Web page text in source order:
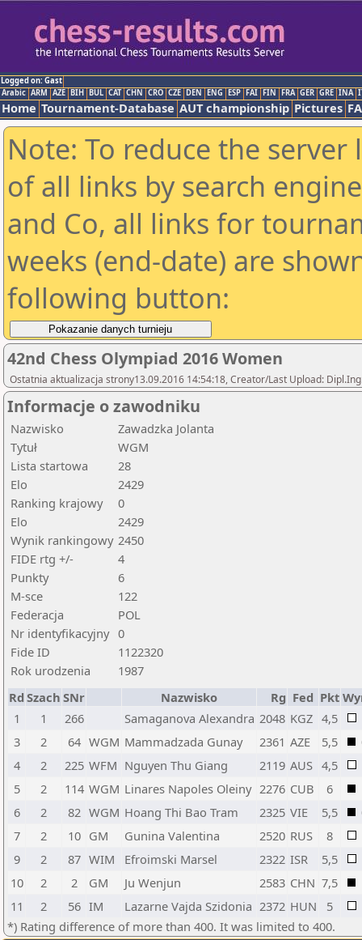
Logged on: Gast
Arabic ARM AZE BIH BUL CAT CHN CRO CZE DEN ENG ESP FAI FIN FRA GER GRE INA
Home Tournament-Database AUT championship Pictures
Note: To reduce the
of all links by search
and Co, all links for
weeks (end-date) are
following button:
42nd Chess Olympiad 2016 Women
Ostatnia aktualizacja strony13.09.2016 14:54:18, Creator/Last Upload:
Informacje o zawodniku
Nazwisko
Zawadzka Jolanta
Tytuł
WGM
Lista startowa
28
Elo
2429
Ranking krajowy
0
Elo
2429
Wynik rankingowy 2450
FIDE rtg +/-
4
Punkty
6
M-sce
122
Federacja
POL
Nr identyfikacyjny 0
Fide ID
1122320
Rok urodzenia
1987
Rd Szach SNr Nazwisko Rg Fed Pkt
1
1 266 Samaganova Alexandra 2048 KGZ 4,5
3
2 64 WGM Mammadzada Gunay 2361 AZE 5,5
4
2 225 WFM Nguyen Thu Giang 2119 AUS 4,5
5
2 114 WGM Linares Napoles Oleiny 2276 CUB 6
6
2 82 WGM Hoang Thi Bao Tram 2325 VIE 5,5
7
2 10 GM Gunina Valentina 2520 RUS
8
9
2 87 WIM Efroimski Marsel 2322 ISR
5,5
10
2 2 GM Ju Wenjun 2583 CHN 7,5
11
2 56 IM Lazarne Vajda Szidonia 2372 HUN
5
*) Rating difference of more than 400. It was limited to 400.